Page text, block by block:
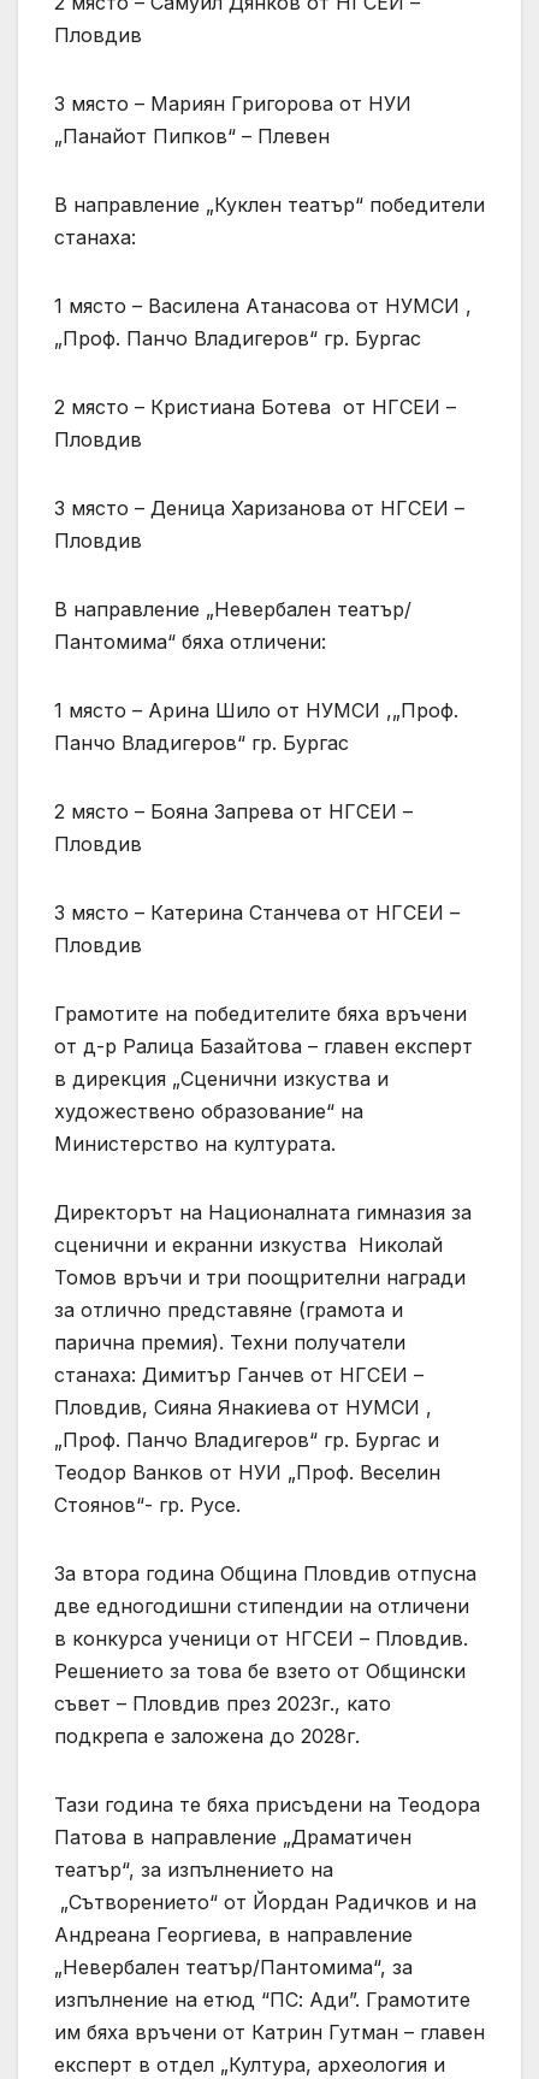
Пловдив
3 място – Мариян Григорова от НУИ
„Панайот Пипков“ – Плевен
В направление „Куклен театър“ победители
станаха:
1 място – Василена Атанасова от НУМСИ ,
„Проф. Панчо Владигеров“ гр. Бургас
2 място – Кристиана Ботева от НГСЕИ –
Пловдив
3 място – Деница Харизанова от НГСЕИ –
Пловдив
В направление „Невербален театър/
Пантомима“ бяха отличени:
1 място – Арина Шило от НУМСИ ,„Проф.
Панчо Владигеров“ гр. Бургас
2 място – Бояна Запрева от НГСЕИ –
Пловдив
3 място – Катерина Станчева от НГСЕИ –
Пловдив
Грамотите на победителите бяха връчени
от д-р Ралица Базайтова – главен експерт
в дирекция „Сценични изкуства и
художествено образование“ на
Министерство на културата.
Директорът на Националната гимназия за
сценични и екранни изкуства Николай
Томов връчи и три поощрителни награди
за отлично представяне (грамота и
парична премия). Техни получатели
станаха: Димитър Ганчев от НГСЕИ –
Пловдив, Сияна Янакиева от НУМСИ ,
„Проф. Панчо Владигеров“ гр. Бургас и
Теодор Ванков от НУИ „Проф. Веселин
Стоянов“- гр. Русе.
За втора година Община Пловдив отпусна
две едногодишни стипендии на отличени
в конкурса ученици от НГСЕИ – Пловдив.
Решението за това бе взето от Общински
съвет – Пловдив през 2023г., като
подкрепа е заложена до 2028г.
Тази година те бяха присъдени на Теодора
Патова в направление „Драматичен
театър“, за изпълнението на
„Сътворението“ от Йордан Радичков и на
Андреана Георгиева, в направление
„Невербален театър/Пантомима“, за
изпълнение на етюд “ПС: Ади”. Грамотите
им бяха връчени от Катрин Гутман – главен
експерт в отдел „Култура, археология и